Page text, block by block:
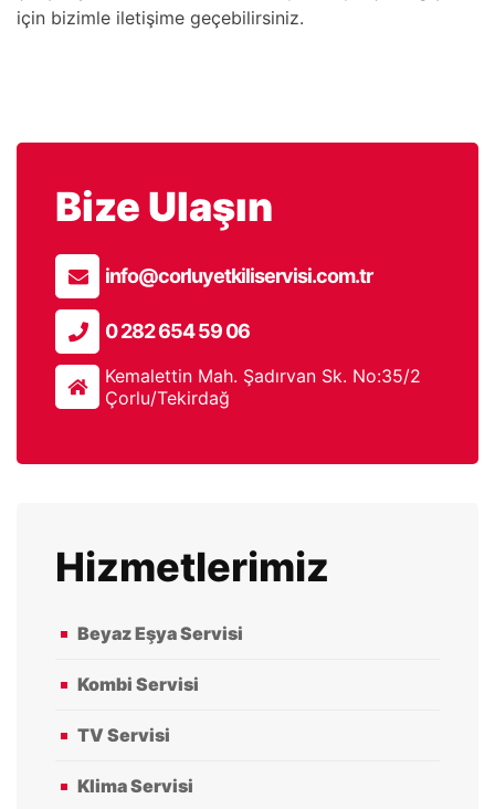
Bize Ulaşın
info@corluyetkiliservisi.com.tr
0 282 654 59 06
Kemalettin Mah. Şadırvan Sk. No:35/2
Çorlu/Tekirdağ
Hizmetlerimiz
Beyaz Eşya Servisi
Kombi Servisi
TV Servisi
Klima Servisi
için bizimle iletişime geçebilirsiniz.